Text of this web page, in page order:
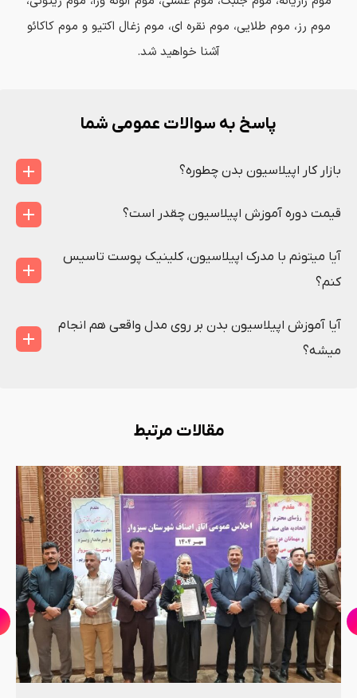
موم رز، موم طلایی، موم نقره ای، موم زغال اکتیو و موم کاکائو
آشنا خواهید شد.
پاسخ به سوالات عمومی شما
بازار کار اپیلاسیون بدن چطوره؟
قیمت دوره آموزش اپیلاسیون چقدر است؟
آیا میتونم با مدرک اپیلاسیون، کلینیک پوست تاسیس
کنم؟
آیا آموزش اپیلاسیون بدن بر روی مدل واقعی هم انجام
میشه؟
مقالات مرتبط